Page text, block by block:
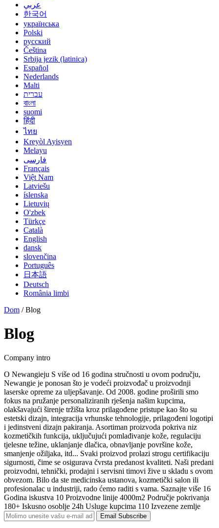
عربي
한국어
українська
Polski
русский
Čeština
Srbija jezik (latinica)
Español
Nederlands
Malti
עברית
বাংলা
suomi
हिंदी
ไทย
Kreyòl Ayisyen
Melayu
فارسی
Français
Việt Nam
Latviešu
íslenska
Lietuvių
O'zbek
Türkçe
Català
English
dansk
slovenčina
Português
日本語
Deutsch
România limbi
Dom / Blog
Blog
Company intro
O Newangieju S više od 16 godina stručnosti u ovom području,
Newangie je ponosan što je vodeći proizvođač u proizvodnji
laserske opreme za uljepšavanje. Od 2008. godine proširili smo
fokus na pružanje personaliziranih rješenja našim kupcima,
olakšavajući širenje tržišta kroz prilagođene pristupe kao što su
estetski dizajn, integracija vrhunske tehnologije, prilagođeni logotipi
i jedinstveni dizajn pakiranja. Asortiman proizvoda pokriva niz
kozmetičkih funkcija, uključujući pomlađivanje kože, regulaciju
tjelesne težine, uklanjanje dlačica, obnavljanje površine kože,
smanjenje ožiljaka, itd... Svaki proizvod prolazi strogu certifikaciju
sigurnosti, čime se osigurava čvrsta predanost kvaliteti. Naši predani
proizvodni, tehnički, prodajni i servisni timovi žive u skladu s ovom
obvezom. Bilo da ste medicinska ustanova, kozmetički salon ili
profesionalac u industriji, rado ćemo raditi s vama. Saznajte više 16
Godina iskustva 10 Proizvodne linije 4000m2 Područje pokrivanja
180+ Iskusno osoblje 24h Usluge kupcima 110 Izvezene zemlje
Email Subscribe